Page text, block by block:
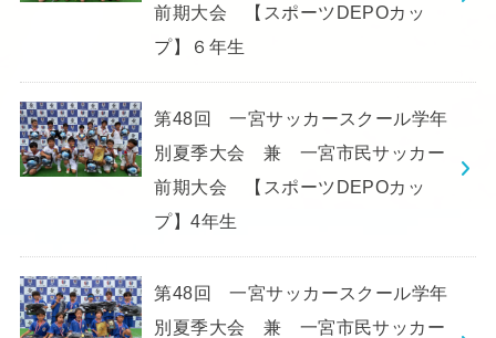
前期大会 【スポーツDEPOカッ
プ】６年生
第48回 一宮サッカースクール学年
別夏季大会 兼 一宮市民サッカー
前期大会 【スポーツDEPOカッ
プ】4年生
第48回 一宮サッカースクール学年
別夏季大会 兼 一宮市民サッカー